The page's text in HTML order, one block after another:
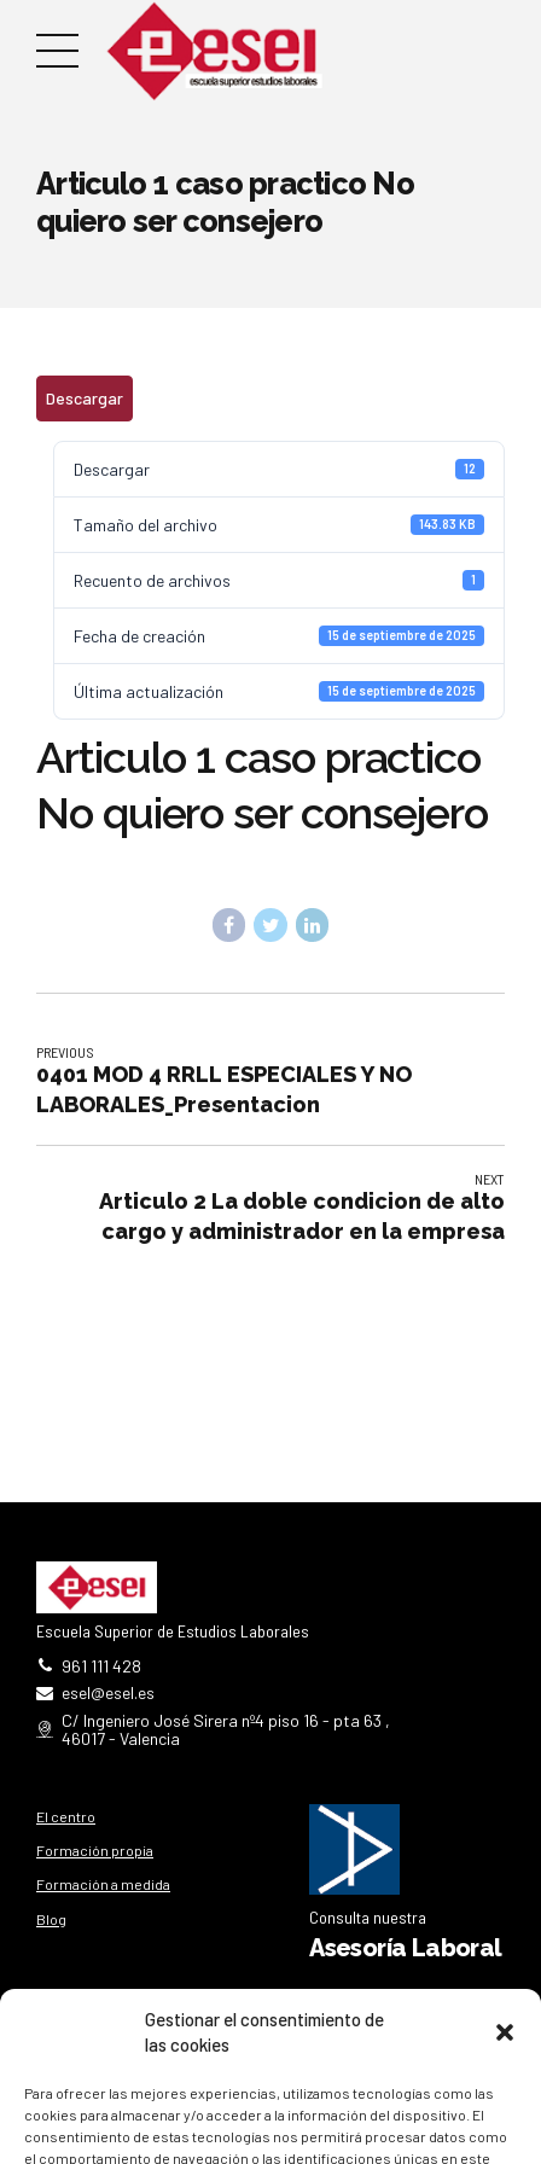
Gestionar el consentimiento de
las cookies
Para ofrecer las mejores experiencias, utilizamos tecnologías como las
cookies para almacenar y/o acceder a la información del dispositivo. El
consentimiento de estas tecnologías nos permitirá procesar datos como
el comportamiento de navegación o las identificaciones únicas en este
Articulo 1 caso practico No
quiero ser consejero
Descargar
Descargar 12
Tamaño del archivo 143.83 KB
Recuento de archivos 1
Fecha de creación 15 de septiembre de 2025
Última actualización 15 de septiembre de 2025
Articulo 1 caso practico
No quiero ser consejero
PREVIOUS
0401 MOD 4 RRLL ESPECIALES Y NO
LABORALES_Presentacion
NEXT
Articulo 2 La doble condicion de alto
cargo y administrador en la empresa
Escuela Superior de Estudios Laborales
961 111 428
esel@esel.es
C/ Ingeniero José Sirera nº4 piso 16 - pta 63 ,
46017 - Valencia
El centro
Formación propia
Formación a medida
Blog Consulta nuestra
Asesoría Laboral
que sucede enESEL